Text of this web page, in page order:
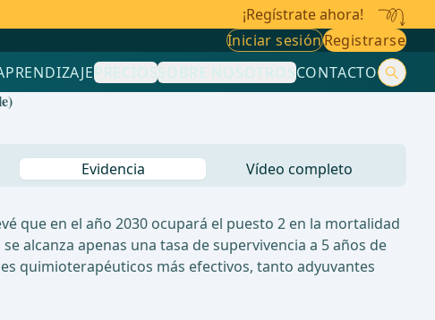
¡Regístrate ahora!
Iniciar sesiónRegistrarse
PRECIOSSOBRE NOSOTROSCONTACTO
Evidencia Vídeo completo
que en el año 2030 ocupará el puesto 2 en la mortalidad
alcanza apenas una tasa de supervivencia a 5 años de
quimioterapéuticos más efectivos, tanto adyuvantes